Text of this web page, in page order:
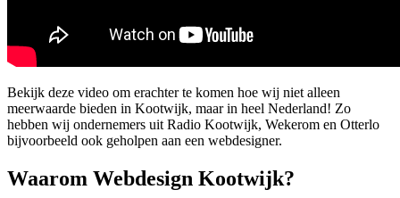
Bekijk deze video om erachter te komen hoe wij niet alleen
meerwaarde bieden in Kootwijk, maar in heel Nederland! Zo
hebben wij ondernemers uit Radio Kootwijk, Wekerom en Otterlo
bijvoorbeeld ook geholpen aan een webdesigner.
Waarom Webdesign Kootwijk?